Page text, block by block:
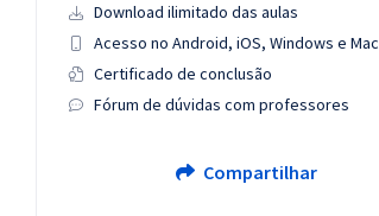
Download ilimitado das aulas
Acesso no Android, iOS, Windows e Mac
Certificado de conclusão
Fórum de dúvidas com professores
Compartilhar